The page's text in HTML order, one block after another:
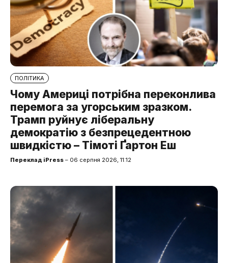
ПОЛІТИКА
Чому Америці потрібна переконлива
перемога за угорським зразком.
Трамп руйнує ліберальну
демократію з безпрецедентною
швидкістю – Тімоті Ґартон Еш
Переклад iPress – 06 серпня 2026, 11:12